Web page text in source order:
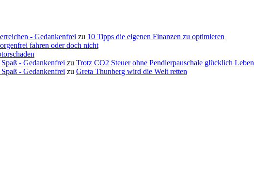
- Gedankenfrei zu 10 Tipps die eigenen Finanzen zu optimieren
fahren oder doch nicht
- Gedankenfrei zu Trotz CO2 Steuer ohne Pendlerpauschale glücklich Leben
- Gedankenfrei zu Greta Thunberg wird die Welt retten